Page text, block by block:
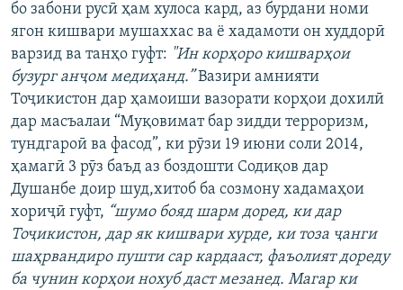
бо забони русӣ ҳам хулоса кард, аз бурдани номи
ягон кишвари мушаххас ва ё хадамоти он худдорӣ
варзид ва танҳо гуфт: "Ин корҳоро кишварҳои
бузург анҷом медиҳанд.”Вазири амнияти
Тоҷикистон дар ҳамоиши вазорати корҳои дохилӣ
дар масъалаи “Муқовимат бар зидди терроризм,
тундгароӣ ва фасод”, ки рӯзи 19 июни соли 2014,
ҳамагӣ 3 рӯз баъд аз боздошти Содиқов дар
Душанбе доир шуд,хитоб ба созмону хадамаҳои
хориҷӣ гуфт, “шумо бояд шарм доред, ки дар
Тоҷикистон, дар як кишвари хурде, ки тоза ҷанги
шаҳрвандиро пушти сар кардааст, фаъолият дореду
ба чунин корҳои нохуб даст мезанед. Магар ки